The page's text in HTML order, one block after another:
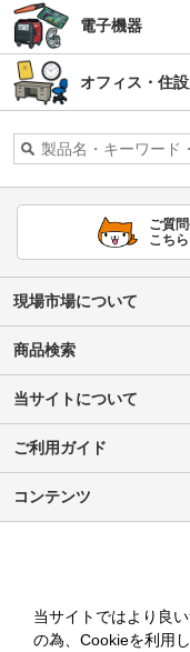
電子機器
オフィス・住
ご質
こち
現場市場について
商品検索
当サイトについて
ご利用ガイド
コンテンツ
当サイトではより良
の為、Cookieを利用